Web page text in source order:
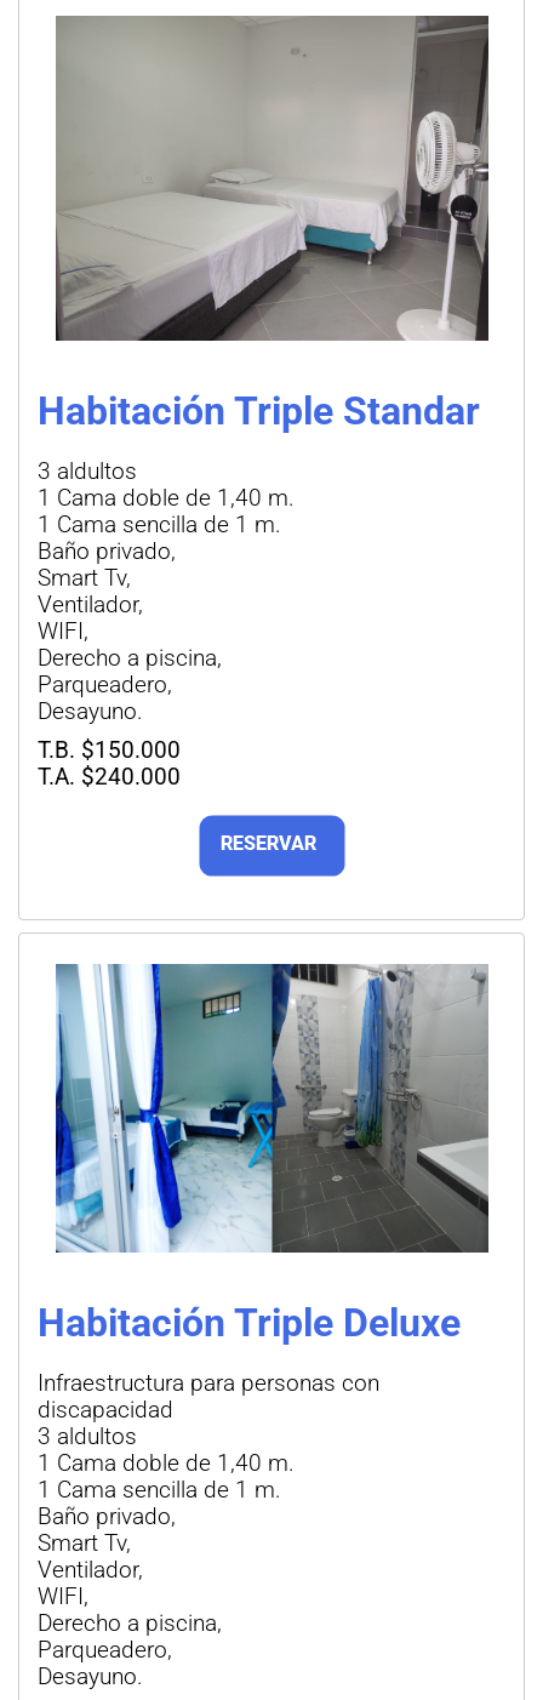
Habitación Triple Standar
3 aldultos
1 Cama doble de 1,40 m.
1 Cama sencilla de 1 m.
Baño privado,
Smart Tv,
Ventilador,
WIFI,
Derecho a piscina,
Parqueadero,
Desayuno.
T.B. $150.000
T.A. $240.000
Habitación Triple Deluxe
Infraestructura para personas con
discapacidad
3 aldultos
1 Cama doble de 1,40 m.
1 Cama sencilla de 1 m.
Baño privado,
Smart Tv,
Ventilador,
WIFI,
Derecho a piscina,
Parqueadero,
Desayuno.